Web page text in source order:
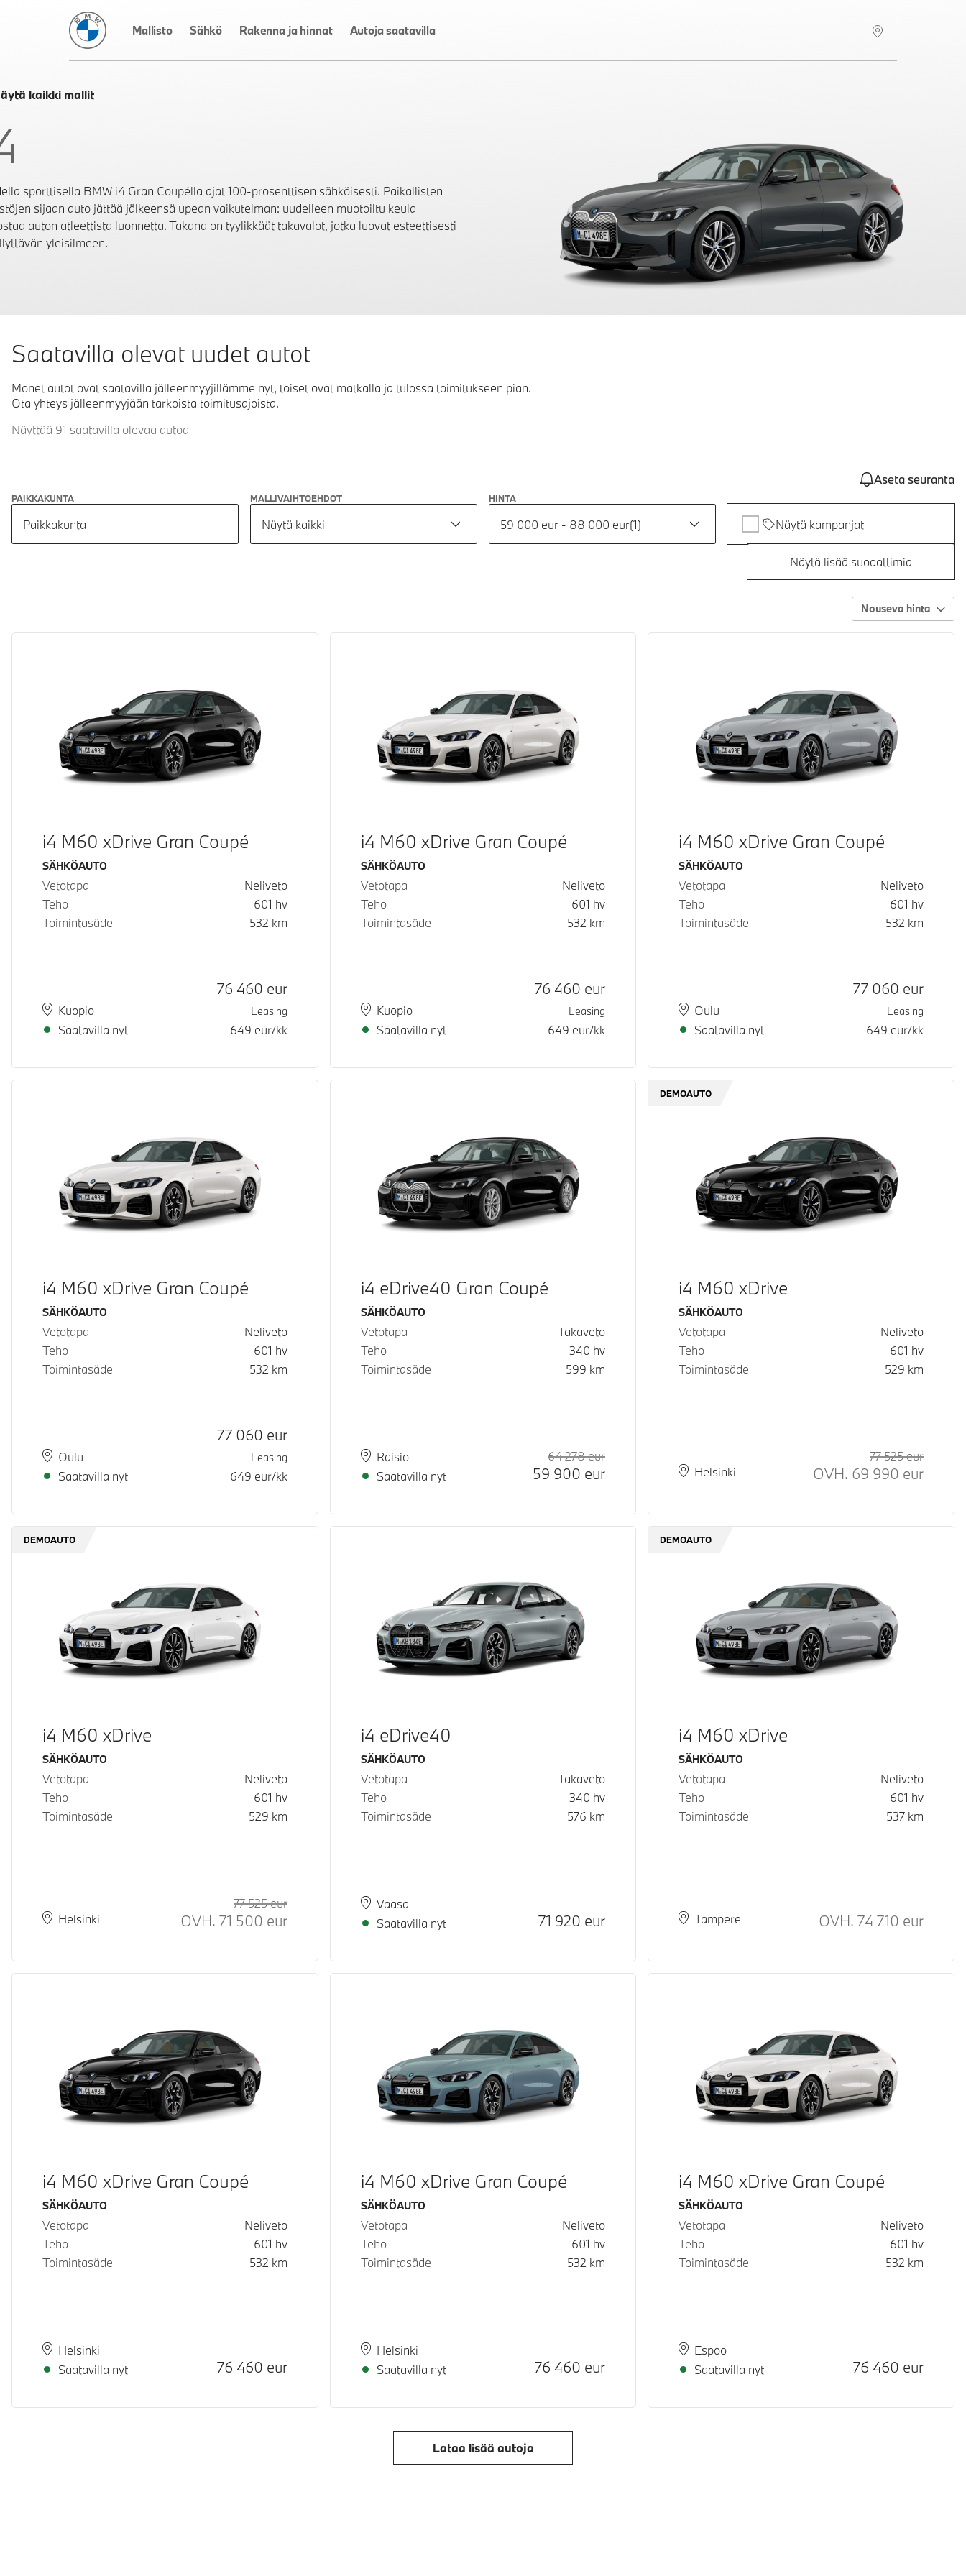
BMW Suomi
Mallisto Sähkö Rakenna ja hinnat Autoja saatavilla
kaikki mallit
sporttisella BMW i4 Gran Coupélla ajat 100-prosenttisen sähköisesti. Paikallisten
sijaan auto jättää jälkeensä upean vaikutelman: uudelleen muotoiltu keula
auton atleettista luonnetta. Takana on tyylikkäät takavalot, jotka luovat esteettisesti
yleisilmeen.
Saatavilla olevat uudet autot
Monet autot ovat saatavilla jälleenmyyjillämme nyt, toiset ovat matkalla ja tulossa toimitukseen pian.
Ota yhteys jälleenmyyjään tarkoista toimitusajoista.
Näyttää 91 saatavilla olevaa autoa
Aseta seuranta
PAIKKAKUNTA
Paikkakunta
MALLIVAIHTOEHDOT
Näytä kaikki
HINTA
59 000 eur - 88 000 eur(1) Näytä kampanjat
Näytä lisää suodattimia
Nouseva hinta
i4 M60 xDrive Gran Coupé
Käyttövoima
SÄHKÖAUTO
Vetotapa
Neliveto
Teho
601 hv
Toimintasäde
532 km
Paikkakunta
Kuopio
Toimitusaika
Saatavilla nyt
Hinta
76 460 eur
Leasing
649 eur/kk
i4 M60 xDrive Gran Coupé
Käyttövoima
SÄHKÖAUTO
Vetotapa
Neliveto
Teho
601 hv
Toimintasäde
532 km
Paikkakunta
Kuopio
Toimitusaika
Saatavilla nyt
Hinta
76 460 eur
Leasing
649 eur/kk
i4 M60 xDrive Gran Coupé
Käyttövoima
SÄHKÖAUTO
Vetotapa
Neliveto
Teho
601 hv
Toimintasäde
532 km
Paikkakunta
Oulu
Toimitusaika
Saatavilla nyt
Hinta
77 060 eur
Leasing
649 eur/kk
i4 M60 xDrive Gran Coupé
Käyttövoima
SÄHKÖAUTO
Vetotapa
Neliveto
Teho
601 hv
Toimintasäde
532 km
Paikkakunta
Oulu
Toimitusaika
Saatavilla nyt
Hinta
77 060 eur
Leasing
649 eur/kk
i4 eDrive40 Gran Coupé
Käyttövoima
SÄHKÖAUTO
Vetotapa
Takaveto
Teho
340 hv
Toimintasäde
599 km
Paikkakunta
Raisio
Toimitusaika
Saatavilla nyt
Suositeltu normaali hinta
64 278eurHinta
59 900 eur
DEMOAUTO
i4 M60 xDrive
Käyttövoima
SÄHKÖAUTO
Vetotapa
Neliveto
Teho
601 hv
Toimintasäde
529 km
Paikkakunta
Helsinki
Toimitusaika
77 525eurHinta
OVH. 69 990 eur
DEMOAUTO
i4 M60 xDrive
Käyttövoima
SÄHKÖAUTO
Vetotapa
Neliveto
Teho
601 hv
Toimintasäde
529 km
Paikkakunta
Helsinki
Toimitusaika
Suositeltu normaali hinta
77 525eurHinta
OVH. 71 500 eur
i4 eDrive40
Käyttövoima
SÄHKÖAUTO
Vetotapa
Takaveto
Teho
340 hv
Toimintasäde
576 km
Paikkakunta
Vaasa
Toimitusaika
Saatavilla nyt
Hinta
71 920 eur
DEMOAUTO
i4 M60 xDrive
Käyttövoima
SÄHKÖAUTO
Vetotapa
Neliveto
Teho
601 hv
Toimintasäde
537 km
Paikkakunta
Tampere
Toimitusaika Hinta
OVH. 74 710 eur
i4 M60 xDrive Gran Coupé
Käyttövoima
SÄHKÖAUTO
Vetotapa
Neliveto
Teho
601 hv
Toimintasäde
532 km
Paikkakunta
Helsinki
Toimitusaika
Saatavilla nyt
Hinta
76 460 eur
i4 M60 xDrive Gran Coupé
Käyttövoima
SÄHKÖAUTO
Vetotapa
Neliveto
Teho
601 hv
Toimintasäde
532 km
Paikkakunta
Helsinki
Toimitusaika
Saatavilla nyt
Hinta
76 460 eur
i4 M60 xDrive Gran Coupé
Käyttövoima
SÄHKÖAUTO
Vetotapa
Neliveto
Teho
601 hv
Toimintasäde
532 km
Paikkakunta
Espoo
Toimitusaika
Saatavilla nyt
Hinta
76 460 eur
Lataa lisää autoja